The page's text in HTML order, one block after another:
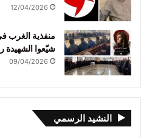
12/04/2026
منفذية الغرب
شيّعوا الشهيدة
09/04/2026
النشيد الرسمي